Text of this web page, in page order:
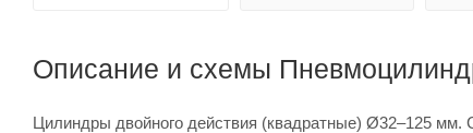
Описание и схемы
Цилиндры двойного действия (квадратные) Ø32–125 мм.